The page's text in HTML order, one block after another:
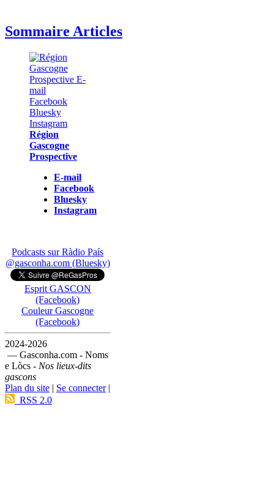
Sommaire Articles
Région
Gascogne
Prospective
E-mail
Facebook
Bluesky
Instagram
Podcasts sur Ràdio País
@gasconha.com (Bluesky)
Esprit GASCON
(Facebook)
Couleur Gascogne
(Facebook)
2024-2026
— Gasconha.com - Noms
e Lòcs - Nos lieux-dits
gascons
Plan du site | Se connecter|
RSS 2.0